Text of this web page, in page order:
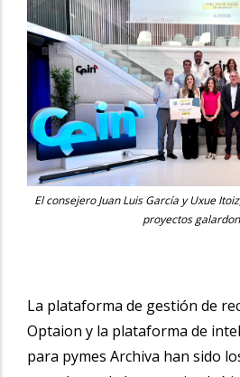
El consejero Juan Luis García y Uxue
proyectos
La plataforma de gestión de
Optaion y la plataforma de
para pymes Archiva han sido